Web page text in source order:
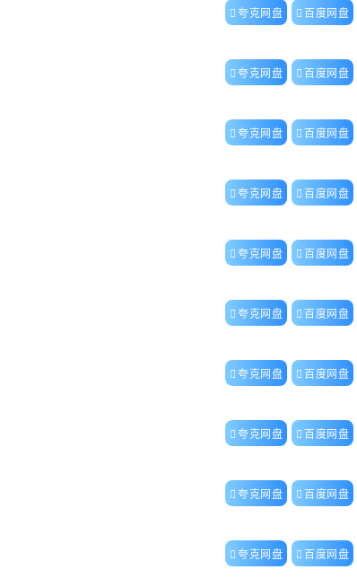
百度网盘
夸克网盘
百度网盘
夸克网盘
百度网盘
夸克网盘
百度网盘
夸克网盘
百度网盘
夸克网盘
百度网盘
夸克网盘
百度网盘
夸克网盘
百度网盘
夸克网盘
百度网盘
夸克网盘
百度网盘
夸克网盘